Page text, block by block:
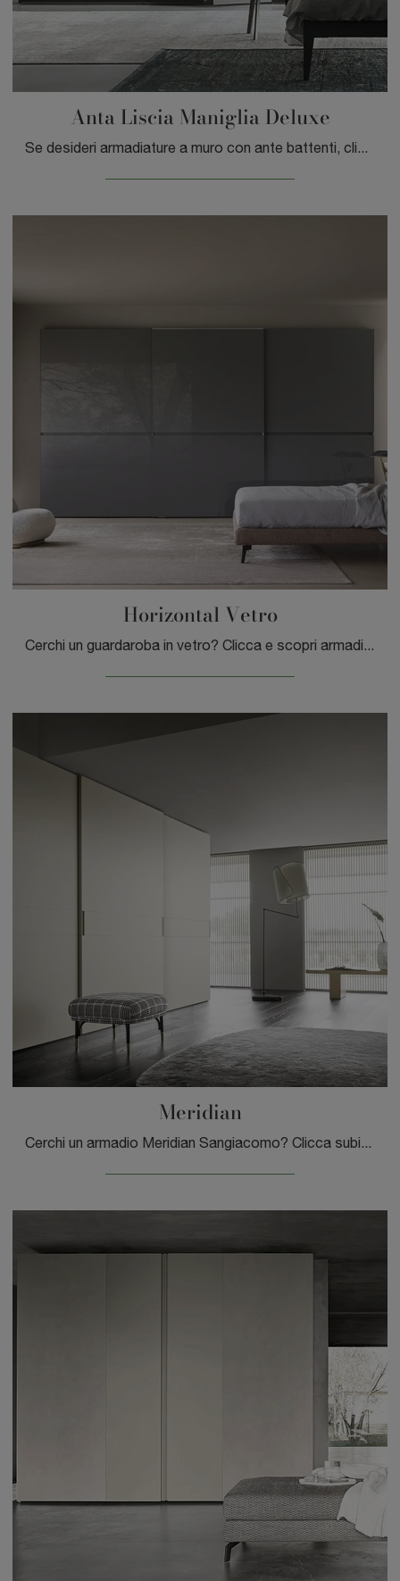
Anta Liscia Maniglia Deluxe
Se desideri armadiature a muro con ante battenti, clicca e scopri l'armadio Anta Liscia Maniglia Deluxe di Sangiacomo in legno.
Horizontal Vetro
Cerchi un guardaroba in vetro? Clicca e scopri armadiature a muro con ante scorrevoli di Sangiacomo.
Meridian
Cerchi un armadio Meridian Sangiacomo? Clicca subito! Gli armadi a muro con ante scorrevoli ti attendono.